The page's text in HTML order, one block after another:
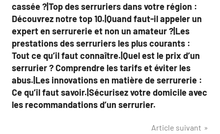
cassée ?|Top des serruriers dans votre région :
Découvrez notre top 10.|Quand faut-il appeler un
expert en serrurerie et non un amateur ?|Les
prestations des serruriers les plus courants :
Tout ce qu’il faut connaître.|Quel est le prix d’un
serrurier ? Comprendre les tarifs et éviter les
abus.|Les innovations en matière de serrurerie :
Ce qu’il faut savoir.|Sécurisez votre domicile avec
les recommandations d’un serrurier.
Article suivant